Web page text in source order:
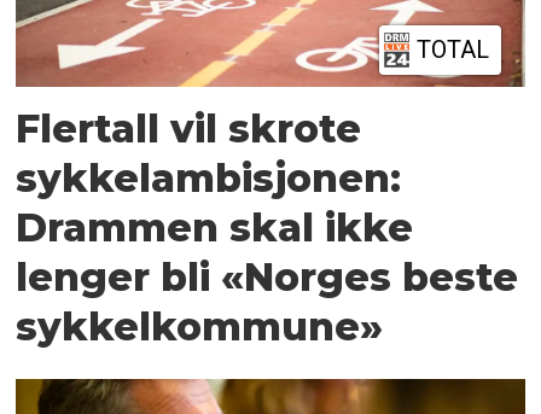
TOTAL
Flertall vil skrote
sykkelambisjonen:
Drammen skal ikke
lenger bli «Norges beste
sykkelkommune»